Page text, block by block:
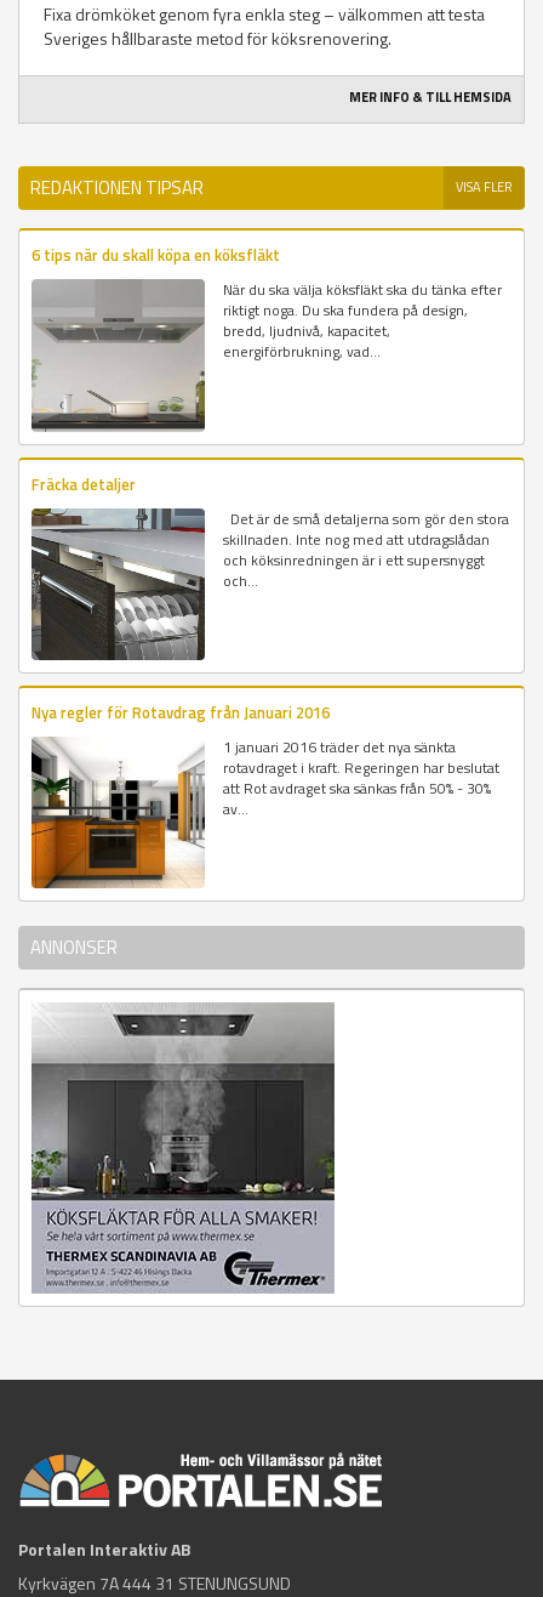
Fixa drömköket genom fyra enkla steg – välkommen att testa
Sveriges hållbaraste metod för köksrenovering.
MER INFO & TILL HEMSIDA
REDAKTIONEN TIPSAR VISA FLER
6 tips när du skall köpa en köksfläkt
När du ska välja köksfläkt ska du tänka efter
riktigt noga. Du ska fundera på design,
bredd, ljudnivå, kapacitet,
energiförbrukning, vad...
Fräcka detaljer
Det är de små detaljerna som gör den stora
skillnaden. Inte nog med att utdragslådan
och köksinredningen är i ett supersnyggt
och...
Nya regler för Rotavdrag från Januari 2016
1 januari 2016 träder det nya sänkta
rotavdraget i kraft. Regeringen har beslutat
att Rot avdraget ska sänkas från 50% - 30%
av...
ANNONSER
Portalen Interaktiv AB
Kyrkvägen 7A 444 31 STENUNGSUND